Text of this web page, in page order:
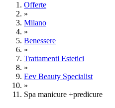
Offerte
»
Milano
»
Benessere
»
Trattamenti Estetici
»
Eev Beauty Specialist
»
Spa manicure +predicure